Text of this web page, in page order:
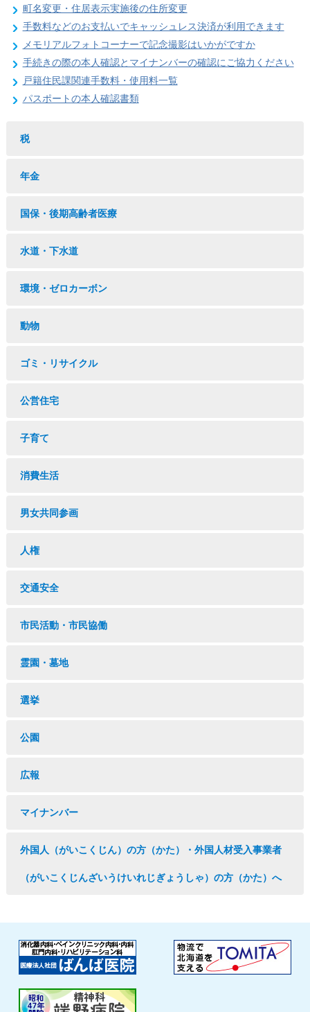
町名変更・住居表示実施後の住所変更
手数料などのお支払いでキャッシュレス決済が利用できます
メモリアルフォトコーナーで記念撮影はいかがですか
手続きの際の本人確認とマイナンバーの確認にご協力ください
戸籍住民課関連手数料・使用料一覧
パスポートの本人確認書類
税
年金
国保・後期高齢者医療
水道・下水道
環境・ゼロカーボン
動物
ゴミ・リサイクル
公営住宅
子育て
消費生活
男女共同参画
人権
交通安全
市民活動・市民協働
霊園・墓地
選挙
公園
広報
マイナンバー
外国人（がいこくじん）の方（かた）・外国人材受入事業者
（がいこくじんざいうけいれじぎょうしゃ）の方（かた）へ